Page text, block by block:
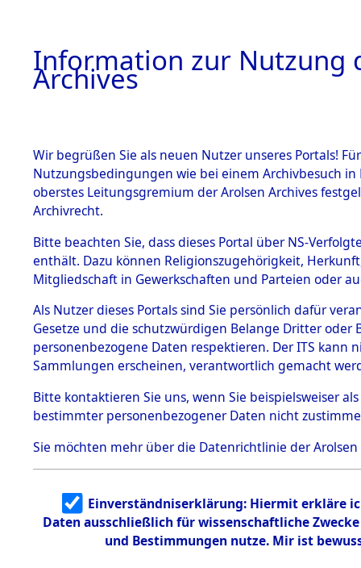
BESTÄNDE
1.
mente
5. Verschiedenes
5.3
Todesmärsche
5.3.1 Alliierte
Erhebungen
zu
Todesmärsch
en
5.3.2
Identifizierun
g
5.3.3
Todesmärsch
Dead -
Branch -
Information zur Nutzung
Archives
Wir begrüßen Sie als neuen Nutzer unseres Portals!
Nutzungsbedingungen wie bei einem Archivbesuch
oberstes Leitungsgremium der Arolsen Archives
Archivrecht.
Bitte beachten Sie, dass dieses Portal über NS-
enthält. Dazu können Religionszugehörigkeit,
Mitgliedschaft in Gewerkschaften und Parteien oder
Als Nutzer dieses Portals sind Sie persönlich dafür
Gesetze und die schutzwürdigen Belange Dritter
personenbezogene Daten respektieren. Der ITS
Sammlungen erscheinen, verantwortlich gemacht
Bitte kontaktieren Sie uns, wenn Sie beispielsweiser
bestimmter personenbezogener Daten nicht
Sie möchten mehr über die Datenrichtlinie der Arolsen
Einverständniserklärung: Hiermit erkläre
Daten ausschließlich für wissenschaftliche
und Bestimmungen nutze. Mir ist